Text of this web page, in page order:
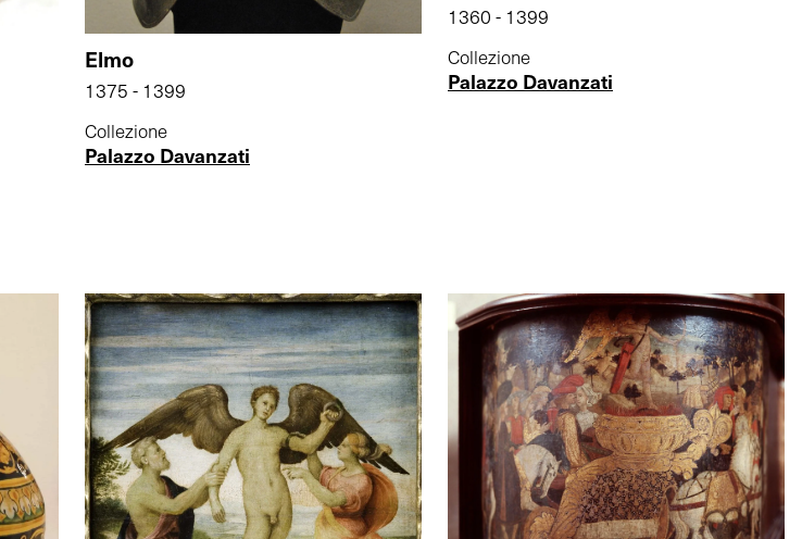
Elmo
1375 - 1399
Collezione
Palazzo Davanzati
1360 - 1399
Collezione
Palazzo Davanzati